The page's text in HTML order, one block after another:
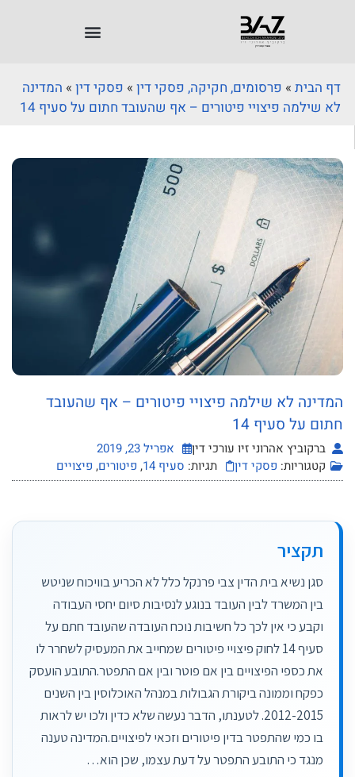
דף הבית » פרסומים, חקיקה, פסקי דין » פסקי דין » המדינה
לא שילמה פיצויי פיטורים – אף שהעובד חתום על סעיף 14
המדינה לא שילמה פיצויי פיטורים – אף שהעובד
חתום על סעיף 14
ברקוביץ אהרוני זיו עורכי דין
אפריל 23, 2019
קטגוריות: פסקי דין תגיות: סעיף 14 , פיטורים, פיצויים
תקציר
סגן נשיא בית הדין צבי פרנקל כלל לא הכריע בוויכוח שניטש
בין המשרד לבין העובד בנוגע לנסיבות סיום יחסי העבודה
וקבע כי אין לכך כל חשיבות נוכח העובדה שהעובד חתם על
סעיף 14 לחוק פיצויי פיטורים שמחייב את המעסיק לשחרר לו
את כספי הפיצויים בין אם פוטר ובין אם התפטר.התובע הועסק
כפקח וממונה ביקורת הגבולות במנהל האוכלוסין בין השנים
2012-2015. לטענתו, הדבר נעשה שלא כדין ולכו יש לראות
בו כמי שהתפטר בדין פיטורים וזכאי לפיצויים.המדינה טענה
מנגד כי התובע התפטר על דעת עצמו, שכן הוא…